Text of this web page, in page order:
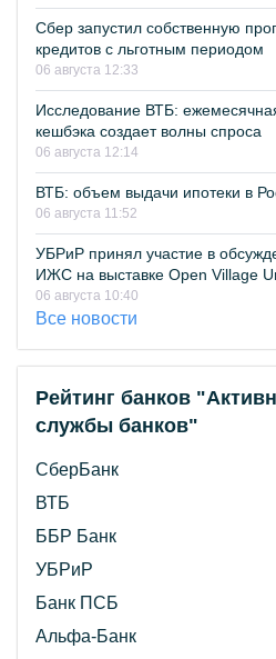
Сбер запустил собственную
кредитов с льготным периодом
06 августа 12:33
Исследование ВТБ:
кешбэка создает волны спроса
06 августа 12:14
ВТБ: объем выдачи ипотеки в
06 августа 11:52
УБРиР принял участие в
ИЖС на выставке Open Village
06 августа 10:40
Все новости
Рейтинг банков
службы банков"
СберБанк
ВТБ
ББР Банк
УБРиР
Банк ПСБ
Альфа-Банк